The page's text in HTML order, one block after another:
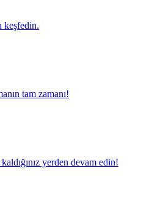
keşfedin.
tam zamanı!
yerden devam edin!